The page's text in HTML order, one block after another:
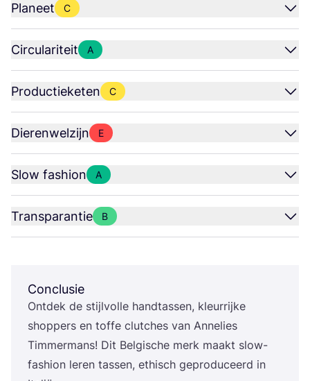
Planeet C
Circulariteit A
Productieketen C
Dierenwelzijn E
Slow fashion A
Transparantie B
Conclusie
Ont­dek de stijl­vol­le hand­tas­sen, kleur­rij­ke
shop­pers en tof­fe clut­ches van Anne­lies
Tim­mer­mans! Dit Bel­gi­sche merk maakt slow-
fas­hi­on leren tas­sen, ethisch gepro­du­ceerd in